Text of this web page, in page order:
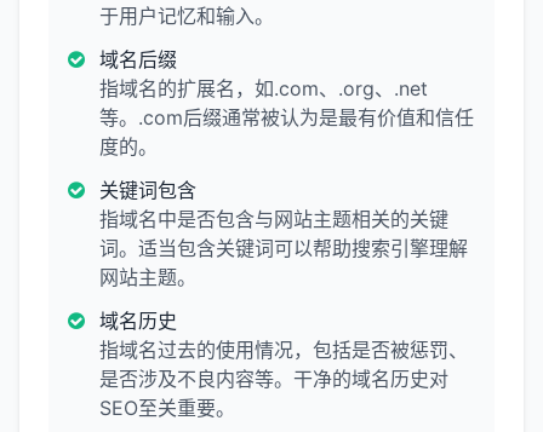
于用户记忆和输入。
域名后缀
指域名的扩展名，如.com、.org、.net
等。.com后缀通常被认为是最有价值和信任
度的。
关键词包含
指域名中是否包含与网站主题相关的关键
词。适当包含关键词可以帮助搜索引擎理解
网站主题。
域名历史
指域名过去的使用情况，包括是否被惩罚、
是否涉及不良内容等。干净的域名历史对
SEO至关重要。